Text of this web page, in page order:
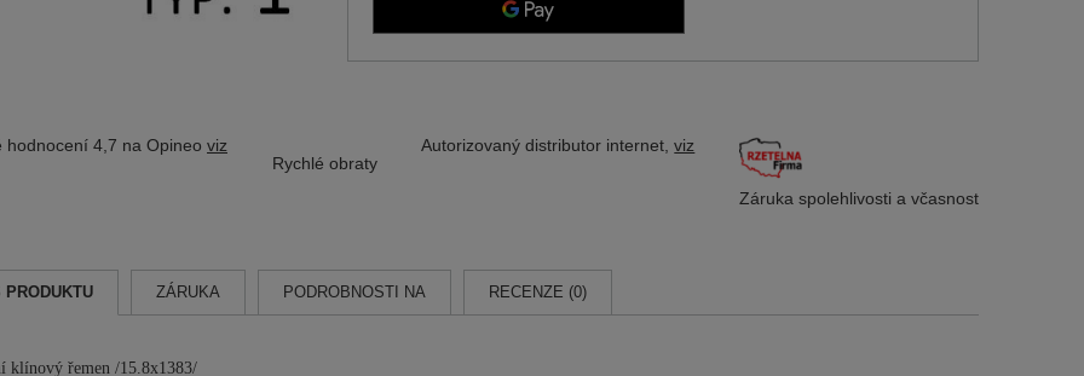
hodnocení 4,7 na Opineo viz
Rychlé obraty
Autorizovaný distributor internet,viz
Záruka spolehlivosti a včasnost
PRODUKTU ZÁRUKA PODROBNOSTI NA RECENZE (0)
klínový řemen /15.8x1383/